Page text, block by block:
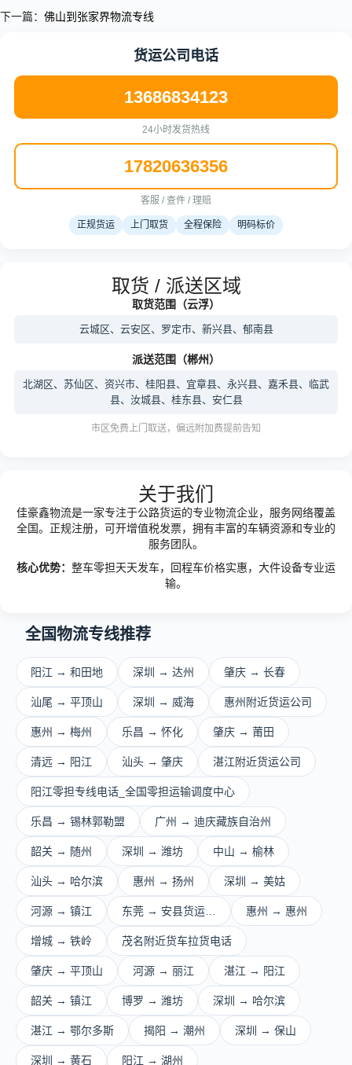
下一篇： 佛山到张家界物流专线
货运公司电话
13686834123
24小时发货热线
17820636356
客服 / 查件 / 理赔
正规货运 上门取货 全程保险 明码标价
取货 / 派送区域
取货范围（云浮）
云城区、云安区、罗定市、新兴县、郁南县
派送范围（郴州）
北湖区、苏仙区、资兴市、桂阳县、宜章县、永兴县、嘉禾县、临武
县、汝城县、桂东县、安仁县
市区免费上门取送，偏远附加费提前告知
关于我们
佳豪鑫物流是一家专注于公路货运的专业物流企业，服务网络覆盖
全国。正规注册，可开增值税发票，拥有丰富的车辆资源和专业的
服务团队。
核心优势： 整车零担天天发车，回程车价格实惠，大件设备专业运
输。
全国物流专线推荐
阳江 → 和田地 深圳 → 达州 肇庆 → 长春
汕尾 → 平顶山 深圳 → 威海 惠州附近货运公司
惠州 → 梅州 乐昌 → 怀化 肇庆 → 莆田
清远 → 阳江 汕头 → 肇庆 湛江附近货运公司
阳江零担专线电话_全国零担运输调度中心
乐昌 → 锡林郭勒盟 广州 → 迪庆藏族自治州
韶关 → 随州 深圳 → 潍坊 中山 → 榆林
汕头 → 哈尔滨 惠州 → 扬州 深圳 → 美姑
河源 → 镇江 东莞 → 安县货运… 惠州 → 惠州
增城 → 铁岭 茂名附近货车拉货电话
肇庆 → 平顶山 河源 → 丽江 湛江 → 阳江
韶关 → 镇江 博罗 → 潍坊 深圳 → 哈尔滨
湛江 → 鄂尔多斯 揭阳 → 潮州 深圳 → 保山
深圳 → 黄石 阳江 → 湖州